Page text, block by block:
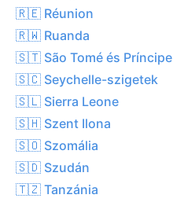
🇷🇪 Réunion
🇷🇼 Ruanda
🇸🇹 São Tomé és Príncipe
🇸🇨 Seychelle-szigetek
🇸🇱 Sierra Leone
🇸🇭 Szent Ilona
🇸🇴 Szomália
🇸🇩 Szudán
🇹🇿 Tanzánia